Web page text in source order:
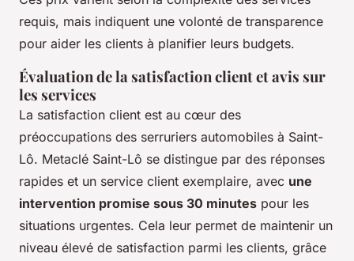
requis, mais indiquent une volonté de transparence
pour aider les clients à planifier leurs budgets.
Évaluation de la satisfaction client et avis sur
les services
La satisfaction client est au cœur des
préoccupations des serruriers automobiles à Saint-
Lô. Metaclé Saint-Lô se distingue par des réponses
rapides et un service client exemplaire, avec une
intervention promise sous 30 minutes pour les
situations urgentes. Cela leur permet de maintenir un
niveau élevé de satisfaction parmi les clients, grâce